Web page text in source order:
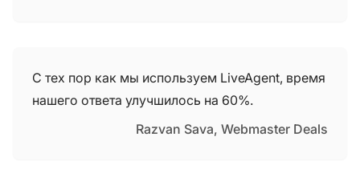
С тех пор как мы используем LiveAgent, время
нашего ответа улучшилось на 60%.
Razvan Sava, Webmaster Deals